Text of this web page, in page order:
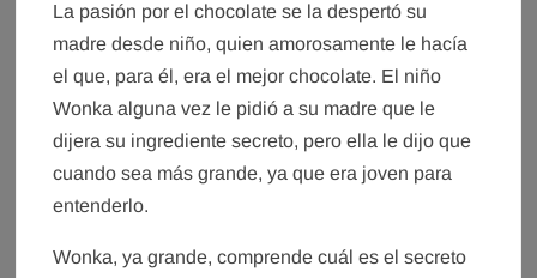
La pasión por el chocolate se la despertó su
madre desde niño, quien amorosamente le hacía
el que, para él, era el mejor chocolate. El niño
Wonka alguna vez le pidió a su madre que le
dijera su ingrediente secreto, pero ella le dijo que
cuando sea más grande, ya que era joven para
entenderlo.
Wonka, ya grande, comprende cuál es el secreto